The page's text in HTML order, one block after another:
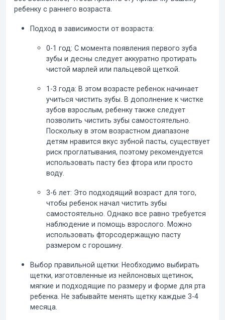
ребенку с раннего возраста.
Подход в зависимости от возраста:
0-1 год: С момента появления первого зуба
зубы и десны следует аккуратно протирать
чистой марлей или пальцевой щеткой.
1-3 года: В этом возрасте ребенок начинает
учиться чистить зубы. В дополнение к чистке
зубов взрослым, ребенку также следует
позволить чистить зубы самостоятельно.
Поскольку в этом возрастном диапазоне
детям нравится вкус зубной пасты, существует
риск проглатывания, поэтому рекомендуется
использовать пасту без фтора или просто
воду.
3-6 лет: Это подходящий возраст для того,
чтобы ребенок начал чистить зубы
самостоятельно. Однако все равно требуется
наблюдение и помощь взрослого. Можно
использовать фторсодержащую пасту
размером с горошину.
Выбор правильной щетки: Необходимо выбирать
щетки, изготовленные из нейлоновых щетинок,
мягкие и подходящие по размеру и форме для рта
ребенка. Не забывайте менять щетку каждые 3-4
месяца.